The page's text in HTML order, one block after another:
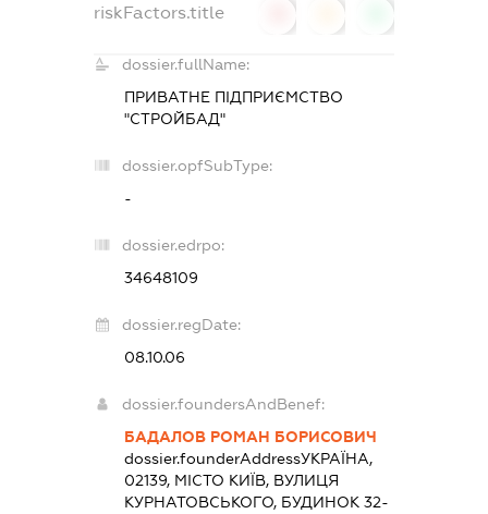
riskFactors.title
dossier.fullName:
ПРИВАТНЕ ПІДПРИЄМСТВО
"СТРОЙБАД"
dossier.opfSubType:
-
dossier.edrpo:
34648109
dossier.regDate:
08.10.06
dossier.foundersAndBenef:
БАДАЛОВ РОМАН БОРИСОВИЧ
dossier.founderAddressУКРАЇНА,
02139, МІСТО КИЇВ, ВУЛИЦЯ
КУРНАТОВСЬКОГО, БУДИНОК 32-